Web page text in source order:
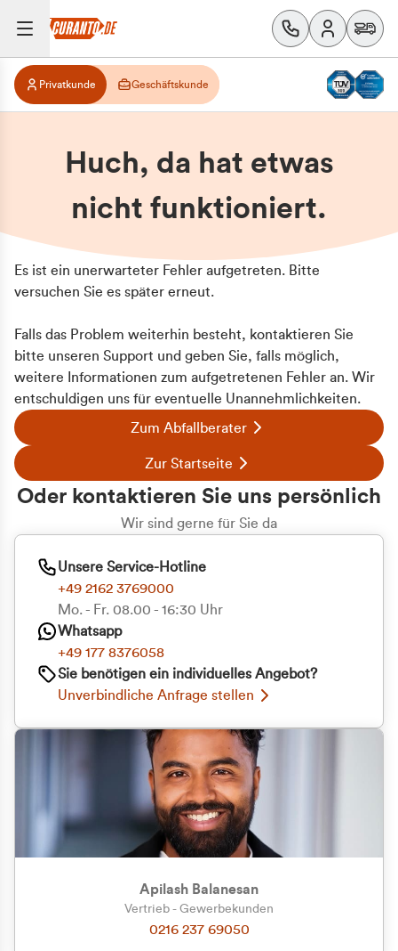
Zu welcher Kundengruppe
Privatkunde Geschäftskunde
Huch, da hat etwas
nicht funktioniert.
Es ist ein unerwarteter Fehler aufgetreten. Bitte
versuchen Sie es später erneut.
Falls das Problem weiterhin besteht, kontaktieren Sie
bitte unseren Support und geben Sie, falls möglich,
weitere Informationen zum aufgetretenen Fehler an. Wir
entschuldigen uns für eventuelle Unannehmlichkeiten.
Zum Abfallberater
Zur Startseite
Oder kontaktieren Sie uns persönlich
Wir sind gerne für Sie da
Unsere Service-Hotline
+49 2162 3769000
Mo. - Fr. 08.00 - 16:30 Uhr
Whatsapp
+49 177 8376058
Sie benötigen ein individuelles Angebot?
Unverbindliche Anfrage stellen
Apilash Balanesan
Vertrieb - Gewerbekunden
0216 237 69050